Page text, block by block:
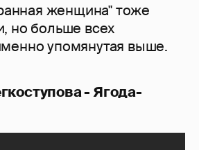
женщина" тоже
но больше всех
упомянутая выше.
- Ягода-